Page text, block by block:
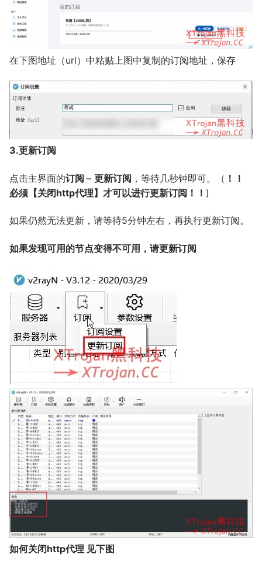
在下图地址（url）中粘贴上图中复制的订阅地址，保存
3.更新订阅
点击主界面的订阅 – 更新订阅 ，等待几秒钟即可。（ ！！
必须【关闭http代理】才可以进行更新订阅！！ )
如果仍然无法更新，请等待5分钟左右，再执行更新订阅。
如果发现可用的节点变得不可用，请更新订阅
如何关闭http代理 见下图